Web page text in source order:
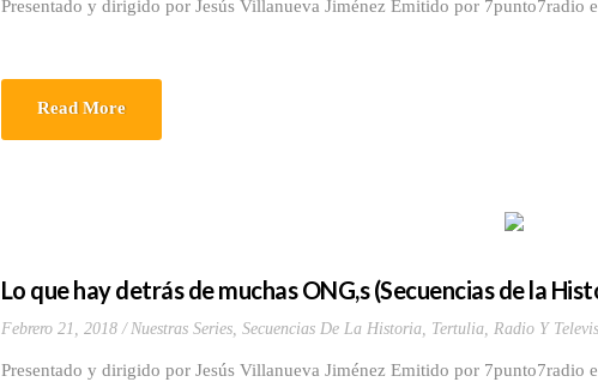
Presentado y dirigido por Jesús Villanueva Jiménez Emitido por 7punto7radio
Read More
Lo que hay detrás de muchas ONG,s (Secuencias de la
Febrero 21, 2018 Nuestras Series, Secuencias De La Historia, Tertulia, Radio Y
Presentado y dirigido por Jesús Villanueva Jiménez Emitido por 7punto7radio